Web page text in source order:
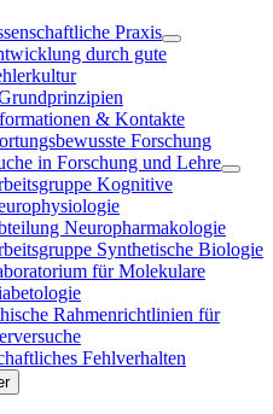
Praxis
durch gute
& Kontakte
Forschung
in Forschung und Lehre
Kognitive
Neuropharmakologie
Synthetische Biologie
für Molekulare
Rahmenrichtlinien für
Fehlverhalten